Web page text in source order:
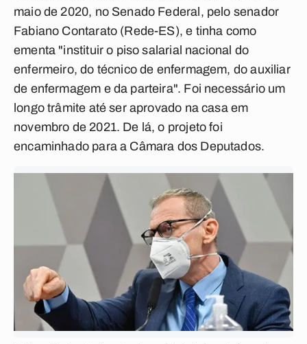
maio de 2020, no Senado Federal, pelo senador
Fabiano Contarato (Rede-ES), e tinha como
ementa "instituir o piso salarial nacional do
enfermeiro, do técnico de enfermagem, do auxiliar
de enfermagem e da parteira". Foi necessário um
longo trâmite até ser aprovado na casa em
novembro de 2021. De lá, o projeto foi
encaminhado para a Câmara dos Deputados.